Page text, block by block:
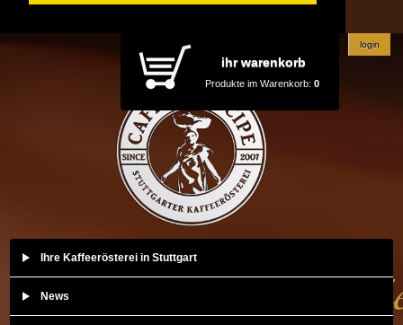
ihr warenkorb
Produkte im Warenkorb: 0
login
Ihre Kaffeerösterei in Stuttgart
News